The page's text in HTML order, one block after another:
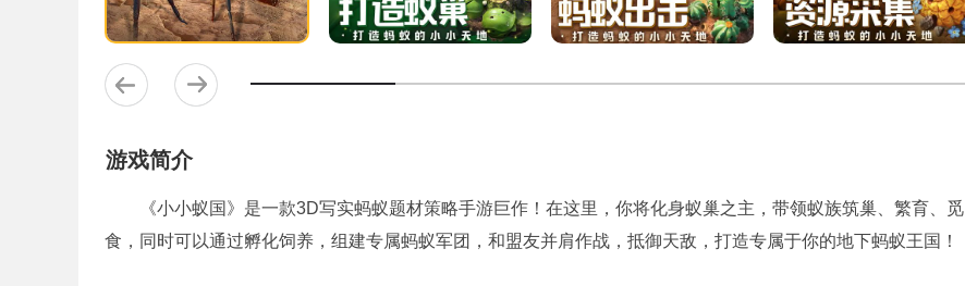
游戏简介
《小小蚁国》是一款3D写实蚂蚁题材策略手游巨作！在这里，你将化身蚁巢之主，带领蚁族筑巢、繁育、觅
食，同时可以通过孵化饲养，组建专属蚂蚁军团，和盟友并肩作战，抵御天敌，打造专属于你的地下蚂蚁王国！